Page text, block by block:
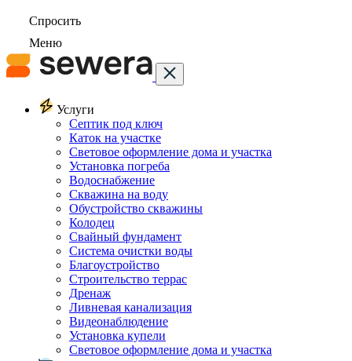
Спросить
Меню
Услуги
Септик под ключ
Каток на участке
Световое оформление дома и участка
Установка погреба
Водоснабжение
Скважина на воду
Обустройство скважины
Колодец
Свайный фундамент
Система очистки воды
Благоустройство
Строительство террас
Дренаж
Ливневая канализация
Видеонаблюдение
Установка купели
Световое оформление дома и участка